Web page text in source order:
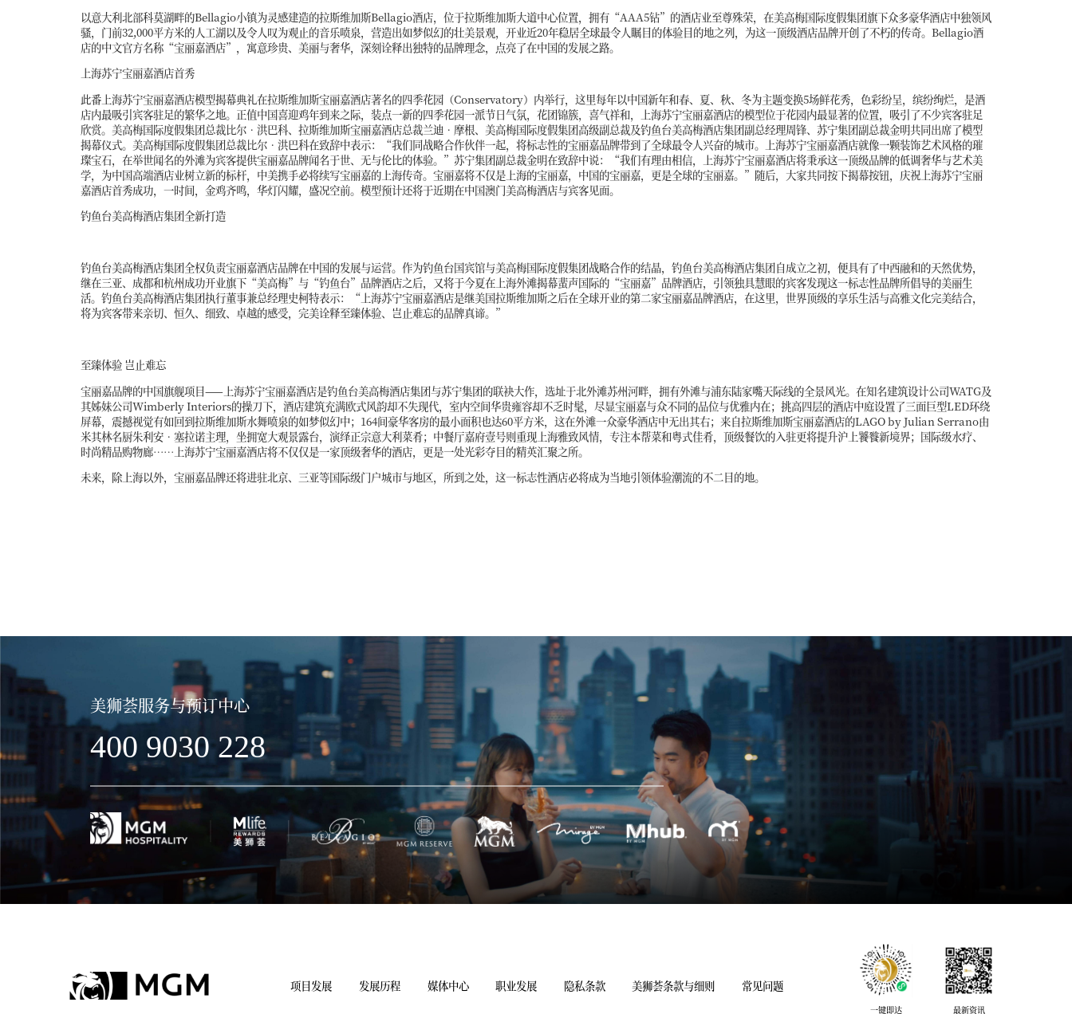
以意大利北部科莫湖畔的Bellagio小镇为灵感建造的拉斯维加斯Bellagio酒店，位于拉斯维加斯大道中心位置，拥有“AAA5钻”的酒店业至尊殊荣，在美高梅国际度假集团旗下众多豪华酒店中独领风
骚，门前32,000平方米的人工湖以及令人叹为观止的音乐喷泉，营造出如梦似幻的壮美景观，开业近20年稳居全球最令人瞩目的体验目的地之列，为这一顶级酒店品牌开创了不朽的传奇。Bellagio酒
店的中文官方名称“宝丽嘉酒店”，寓意珍贵、美丽与奢华，深刻诠释出独特的品牌理念，点亮了在中国的发展之路。
上海苏宁宝丽嘉酒店首秀
此番上海苏宁宝丽嘉酒店模型揭幕典礼在拉斯维加斯宝丽嘉酒店著名的四季花园（Conservatory）内举行，这里每年以中国新年和春、夏、秋、冬为主题变换5场鲜花秀，色彩纷呈，缤纷绚烂，是酒
店内最吸引宾客驻足的繁华之地。正值中国喜迎鸡年到来之际，装点一新的四季花园一派节日气氛，花团锦簇，喜气祥和，上海苏宁宝丽嘉酒店的模型位于花园内最显著的位置，吸引了不少宾客驻足
欣赏。美高梅国际度假集团总裁比尔•洪巴科、拉斯维加斯宝丽嘉酒店总裁兰迪•摩根、美高梅国际度假集团高级副总裁及钓鱼台美高梅酒店集团副总经理周锋、苏宁集团副总裁金明共同出席了模型
揭幕仪式。美高梅国际度假集团总裁比尔•洪巴科在致辞中表示：“我们同战略合作伙伴一起，将标志性的宝丽嘉品牌带到了全球最令人兴奋的城市。上海苏宁宝丽嘉酒店就像一颗装饰艺术风格的璀
璨宝石，在举世闻名的外滩为宾客提供宝丽嘉品牌闻名于世、无与伦比的体验。”苏宁集团副总裁金明在致辞中说：“我们有理由相信，上海苏宁宝丽嘉酒店将秉承这一顶级品牌的低调奢华与艺术美
学，为中国高端酒店业树立新的标杆，中美携手必将续写宝丽嘉的上海传奇。宝丽嘉将不仅是上海的宝丽嘉，中国的宝丽嘉，更是全球的宝丽嘉。”随后，大家共同按下揭幕按钮，庆祝上海苏宁宝丽
嘉酒店首秀成功，一时间，金鸡齐鸣，华灯闪耀，盛况空前。模型预计还将于近期在中国澳门美高梅酒店与宾客见面。
钓鱼台美高梅酒店集团全新打造
钓鱼台美高梅酒店集团全权负责宝丽嘉酒店品牌在中国的发展与运营。作为钓鱼台国宾馆与美高梅国际度假集团战略合作的结晶，钓鱼台美高梅酒店集团自成立之初，便具有了中西融和的天然优势，
继在三亚、成都和杭州成功开业旗下“美高梅”与“钓鱼台”品牌酒店之后，又将于今夏在上海外滩揭幕蜚声国际的“宝丽嘉”品牌酒店，引领独具慧眼的宾客发现这一标志性品牌所倡导的美丽生
活。钓鱼台美高梅酒店集团执行董事兼总经理史柯特表示：“上海苏宁宝丽嘉酒店是继美国拉斯维加斯之后在全球开业的第二家宝丽嘉品牌酒店，在这里，世界顶级的享乐生活与高雅文化完美结合，
将为宾客带来亲切、恒久、细致、卓越的感受，完美诠释至臻体验、岂止难忘的品牌真谛。”
至臻体验 岂止难忘
宝丽嘉品牌的中国旗舰项目——上海苏宁宝丽嘉酒店是钓鱼台美高梅酒店集团与苏宁集团的联袂大作，选址于北外滩苏州河畔，拥有外滩与浦东陆家嘴天际线的全景风光。在知名建筑设计公司WATG及
其姊妹公司Wimberly Interiors的操刀下，酒店建筑充满欧式风韵却不失现代，室内空间华贵雍容却不乏时髦，尽显宝丽嘉与众不同的品位与优雅内在；挑高四层的酒店中庭设置了三面巨型LED环绕
屏幕，震撼视觉有如回到拉斯维加斯水舞喷泉的如梦似幻中；164间豪华客房的最小面积也达60平方米，这在外滩一众豪华酒店中无出其右；来自拉斯维加斯宝丽嘉酒店的LAGO by Julian Serrano由
米其林名厨朱利安•塞拉诺主理，坐拥宽大观景露台，演绎正宗意大利菜肴；中餐厅嘉府壹号则重现上海雅致风情，专注本帮菜和粤式佳肴，顶级餐饮的入驻更将提升沪上饕餮新境界；国际级水疗、
时尚精品购物廊……上海苏宁宝丽嘉酒店将不仅仅是一家顶级奢华的酒店，更是一处光彩夺目的精英汇聚之所。
未来，除上海以外，宝丽嘉品牌还将进驻北京、三亚等国际级门户城市与地区，所到之处，这一标志性酒店必将成为当地引领体验潮流的不二目的地。
美狮荟服务与预订中心
400 9030 228
项目发展 发展历程 媒体中心 职业发展 隐私条款 美狮荟条款与细则 常见问题
一键即达 最新资讯